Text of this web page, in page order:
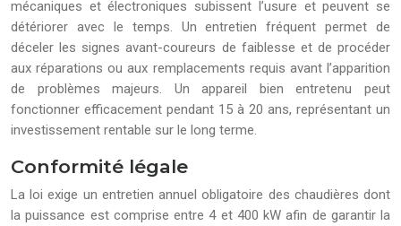
mécaniques et électroniques subissent l’usure et peuvent se
détériorer avec le temps. Un entretien fréquent permet de
déceler les signes avant-coureurs de faiblesse et de procéder
aux réparations ou aux remplacements requis avant l’apparition
de problèmes majeurs. Un appareil bien entretenu peut
fonctionner efficacement pendant 15 à 20 ans, représentant un
investissement rentable sur le long terme.
Conformité légale
La loi exige un entretien annuel obligatoire des chaudières dont
la puissance est comprise entre 4 et 400 kW afin de garantir la